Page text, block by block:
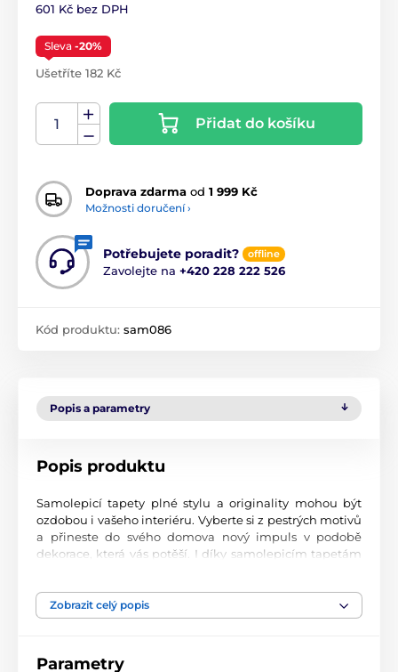
601 Kč bez DPH
Sleva -20%
Ušetříte 182 Kč
Přidat do košíku
Doprava zdarma od 1 999 Kč
Možnosti doručení ›
Potřebujete poradit? offline
Zavolejte na +420 228 222 526
Kód produktu: sam086
Popis a parametry
Popis produktu
Samolepicí tapety plné stylu a originality mohou být
ozdobou i vašeho interiéru. Vyberte si z pestrých motivů
a přineste do svého domova nový impuls v podobě
dekorace, která vás potěší. I díky samolepicím tapetám
Perfektní tiskové zpracování
materiál s jemným povrchem a matným vzhledem. Tisk
Zobrazit celý popis
Parametry